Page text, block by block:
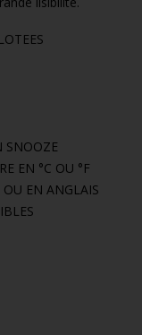
SNOOZE
EN °C OU °F
OU EN ANGLAIS